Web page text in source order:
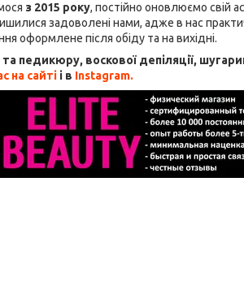
з 2015 року, постійно оновлюємо свій
задоволені нами, адже в нас
оформлене після обіду та на вихідні.
педикюру, воскової депіляції,
на сайті і в Instagram.